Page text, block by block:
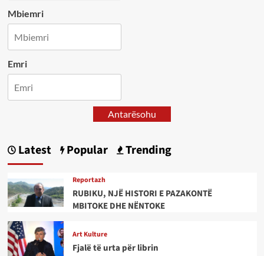
Mbiemri
Emri
Antarësohu
Latest Popular Trending
Reportazh
RUBIKU, NJË HISTORI E PAZAKONTË
MBITOKE DHE NËNTOKE
Art Kulture
Fjalë të urta për librin